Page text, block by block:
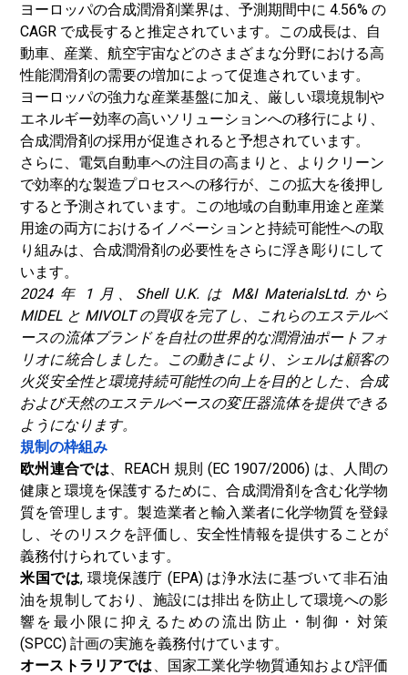
ヨーロッパの合成潤滑剤業界は、予測期間中に 4.56% の
CAGR で成長すると推定されています。この成長は、自
動車、産業、航空宇宙などのさまざまな分野における高
性能潤滑剤の需要の増加によって促進されています。
ヨーロッパの強力な産業基盤に加え、厳しい環境規制や
エネルギー効率の高いソリューションへの移行により、
合成潤滑剤の採用が促進されると予想されています。
さらに、電気自動車への注目の高まりと、よりクリーン
で効率的な製造プロセスへの移行が、この拡大を後押し
すると予測されています。この地域の自動車用途と産業
用途の両方におけるイノベーションと持続可能性への取
り組みは、合成潤滑剤の必要性をさらに浮き彫りにして
います。
2024 年 1 月、Shell U.K. は M&I MaterialsLtd. から
MIDEL と MIVOLT の買収を完了し、これらのエステルベ
ースの流体ブランドを自社の世界的な潤滑油ポートフォ
リオに統合しました。この動きにより、シェルは顧客の
火災安全性と環境持続可能性の向上を目的とした、合成
および天然のエステルベースの変圧器流体を提供できる
ようになります。
規制の枠組み
欧州連合では、REACH 規則 (EC 1907/2006) は、人間の
健康と環境を保護するために、合成潤滑剤を含む化学物
質を管理します。製造業者と輸入業者に化学物質を登録
し、そのリスクを評価し、安全性情報を提供することが
義務付けられています。
米国では, 環境保護庁 (EPA) は浄水法に基づいて非石油
油を規制しており、施設には排出を防止して環境への影
響を最小限に抑えるための流出防止・制御・対策
(SPCC) 計画の実施を義務付けています。
オーストラリアでは、国家工業化学物質通知および評価